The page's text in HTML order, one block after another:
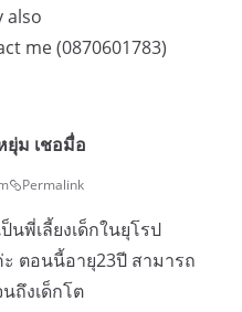
also
me (0870601783)
ม เชอมื่อ
Permalink
นพี่เลี้ยงเด็กในยุโรป
ตอนนี้อายุ23ปี สามารถ
ถึงเด็กโต